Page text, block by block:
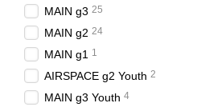
MAIN g3 25
MAIN g2 24
MAIN g1 1
AIRSPACE g2 Youth 2
MAIN g3 Youth 4